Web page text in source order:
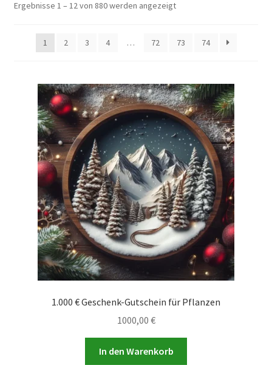
Ergebnisse 1 – 12 von 880 werden angezeigt
1 2 3 4 … 72 73 74
1.000 € Geschenk-Gutschein für Pflanzen
1000,00 €
In den Warenkorb